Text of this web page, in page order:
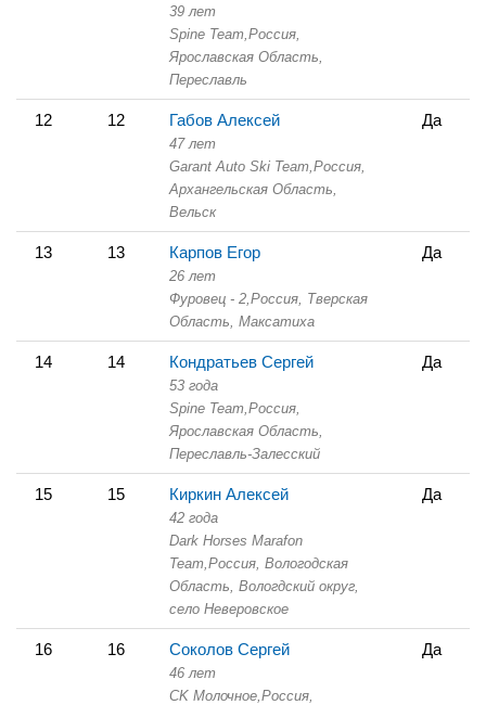
39 лет
Spine Team, Россия,
Ярославская Область,
Переславль
12 12 Габов Алексей
47 лет
Garant Auto Ski Team, Россия,
Архангельская Область,
Вельск
Да
13 13 Карпов Егор
26 лет
Фуровец - 2, Россия, Тверская
Область, Максатиха
Да
14 14 Кондратьев Сергей
53 года
Spine Team, Россия,
Ярославская Область,
Переславль-Залесский
Да
15 15 Киркин Алексей
42 года
Dark Horses Marafon
Team, Россия, Вологодская
Область, Вологдский округ,
село Неверовское
Да
16 16 Соколов Сергей
46 лет
СK Молочное, Россия,
Да